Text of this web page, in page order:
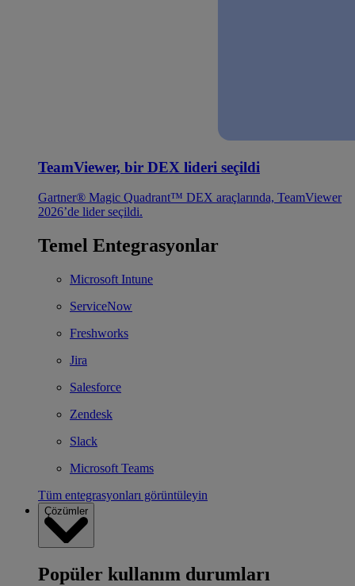
TeamViewer, bir DEX lideri seçildi
Gartner® Magic Quadrant™ DEX araçlarında, TeamViewer
2026’de lider seçildi.
Temel Entegrasyonlar
Microsoft Intune
ServiceNow
Freshworks
Jira
Salesforce
Zendesk
Slack
Microsoft Teams
Tüm entegrasyonları görüntüleyin
Çözümler
Popüler kullanım durumları